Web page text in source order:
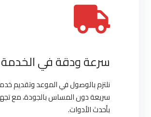
سرعة ودقة في الخدمة
نلتزم بالوصول في الموعد وتقديم
سريعة دون المساس بالجودة، مع
بأحدث الأدوات.